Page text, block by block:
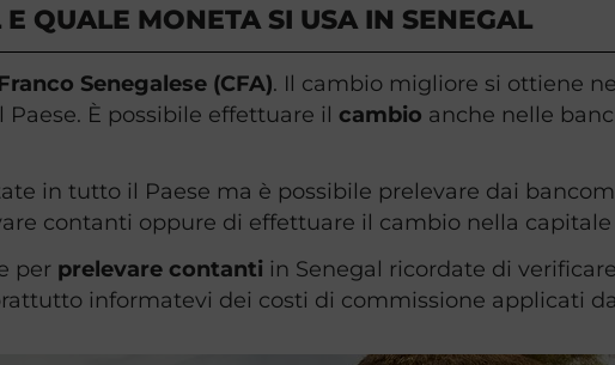
QUALE MONETA SI USA IN SENEGAL
Senegalese (CFA). Il cambio migliore si ottiene
È possibile effettuare il cambio anche nelle
in tutto il Paese ma è possibile prelevare dai
contanti oppure di effettuare il cambio nella capitale
per prelevare contanti in Senegal ricordate di
informatevi dei costi di commissione applicati